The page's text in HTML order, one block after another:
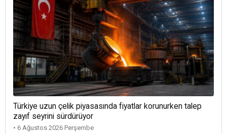
Türkiye uzun çelik piyasasında fiyatlar korunurken talep
zayıf seyrini sürdürüyor
• 6 Ağustos 2026 Perşembe